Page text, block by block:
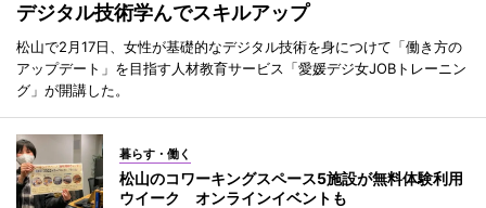
デジタル技術学んでスキルアップ
松山で2月17日、女性が基礎的なデジタル技術を身につけて「働き方の
アップデート」を目指す人材教育サービス「愛媛デジ女JOBトレーニン
グ」が開講した。
暮らす・働く
松山のコワーキングスペース5施設が無料体験利用
ウイーク オンラインイベントも